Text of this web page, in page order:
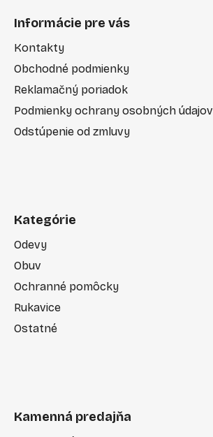
Informácie pre vás
Kontakty
Obchodné podmienky
Reklamačný poriadok
Podmienky ochrany osobných údajov
Odstúpenie od zmluvy
Kategórie
Odevy
Obuv
Ochranné pomôcky
Rukavice
Ostatné
Kamenná predajňa